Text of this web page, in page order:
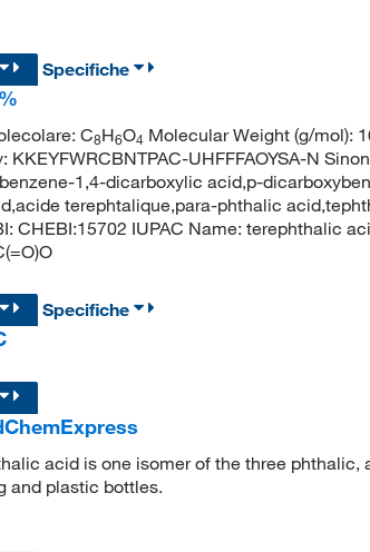
Specifiche
C8H6O4 Molecular Weight (g/mol):
KKEYFWRCBNTPAC-UHFFFAOYSA-N
1,4-dicarboxylic acid,p-
terephtalique,para-phthalic
CHEBI:15702 IUPAC Name: terephthalic
Specifiche
acid is one isomer of the three phthalic,
and plastic bottles.